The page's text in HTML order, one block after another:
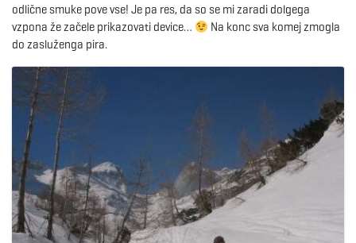
l
odlične smuke pove vse! Je pa res, da so se mi zaradi dolgega
vzpona že začele prikazovati device…
Na konc sva komej zmogla
do zasluženga pira.